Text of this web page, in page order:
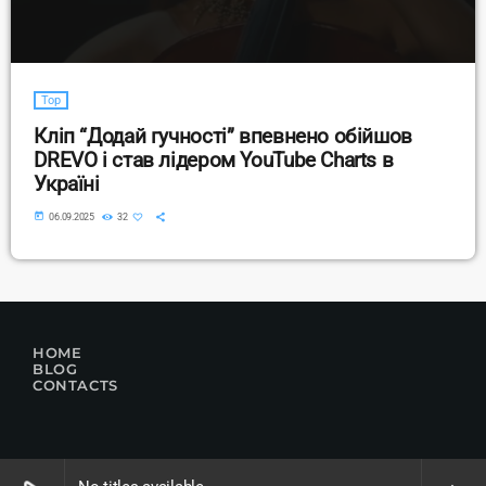
Top
Кліп “Додай гучності” впевнено обійшов
DREVO і став лідером YouTube Charts в
Україні
today 06.09.2025 32
HOME
BLOG
CONTACTS